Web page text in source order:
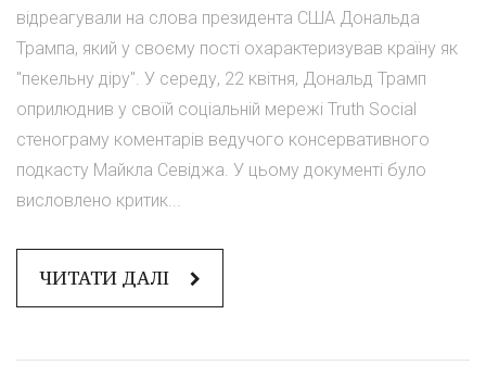
відреагували на слова президента США Дональда
Трампа, який у своєму пості охарактеризував країну як
"пекельну діру". У середу, 22 квітня, Дональд Трамп
оприлюднив у своїй соціальній мережі Truth Social
стенограму коментарів ведучого консервативного
подкасту Майкла Севіджа. У цьому документі було
висловлено критик...
ЧИТАТИ ДАЛІ